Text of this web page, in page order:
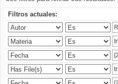
Filtros actuales: